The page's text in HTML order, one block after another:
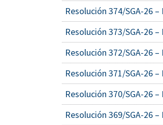
Resolución 374/SGA-26
Resolución 373/SGA-26
Resolución 372/SGA-26
Resolución 371/SGA-26
Resolución 370/SGA-26
Resolución 369/SGA-26